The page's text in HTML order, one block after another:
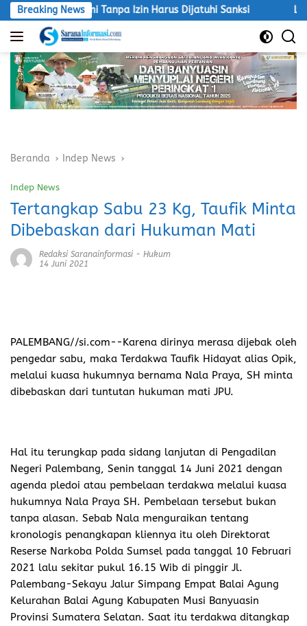
Langsung
ke
konten
Breaking NewsTanpa Izin Harus Dijatuhi Sanksi LSM Macan
Beranda Indep News
Indep News
Tertangkap Sabu 23 Kg, Taufik Minta
Dibebaskan dari Hukuman Mati
Redaksi Saranainformasi - Hukum
14 Juni 2021
PALEMBANG//si.com- -Karena dirinya merasa dijebak oleh
pengedar sabu, maka Terdakwa Taufik Hidayat alias Opik,
melalui kuasa hukumnya bernama Nala Praya, SH minta
dibebaskan dari tuntutan hukuman mati JPU.
Hal itu terungkap pada sidang lanjutan di Pengadilan
Negeri Palembang, Senin tanggal 14 Juni 2021 dengan
agenda pledoi atau pembelaan terdakwa melalui kuasa
hukumnya Nala Praya SH. Pembelaan tersebut bukan
tanpa alasan. Sebab Nala menguraikan tentang
kronologis penangkapan kliennya itu oleh Direktorat
Reserse Narkoba Polda Sumsel pada tanggal 10 Februari
2021 lalu sekitar pukul 16.15 Wib di pinggir Jl.
Palembang-Sekayu Jalur Simpang Empat Balai Agung
Kelurahan Balai Agung Kabupaten Musi Banyuasin
Provinsi Sumatera Selatan. Saat itu terdakwa ditangkap